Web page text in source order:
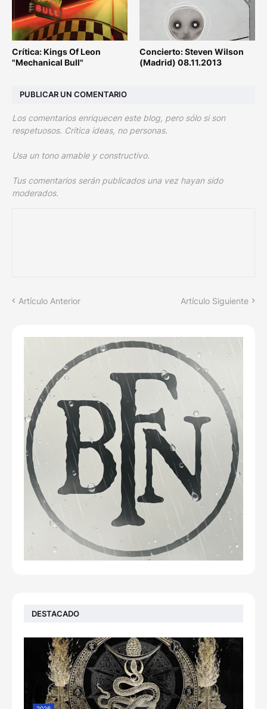
Crítica: Kings Of Leon
"Mechanical Bull"
Concierto: Steven Wilson
(Madrid) 08.11.2013
PUBLICAR UN COMENTARIO
Los comentarios enriquecen este blog, pero sólo si son
respetuosos. Critica ideas, no personas.
Usa un tono amable y constructivo.
Tus comentarios serán publicados una vez hayan sido
moderados.
Artículo Anterior Artículo Siguiente
DESTACADO